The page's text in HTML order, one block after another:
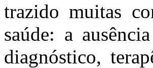
trazido muitas
saúde: a
diagnóstico,